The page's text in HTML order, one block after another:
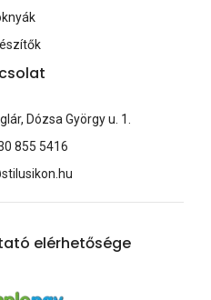
Dózsa György u. 1.
855 5416
elérhetősége